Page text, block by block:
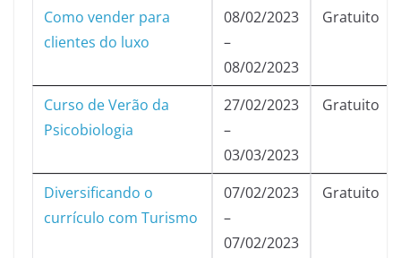
Como vender para
clientes do luxo
08/02/2023
–
08/02/2023
Gratuito
Curso de Verão da
Psicobiologia
27/02/2023
–
03/03/2023
Gratuito
Diversificando o
currículo com Turismo
07/02/2023
–
07/02/2023
Gratuito